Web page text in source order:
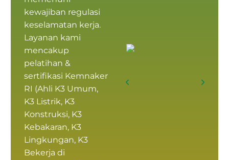
kewajiban regulasi
keselamatan kerja.
Layanan kami
mencakup
pelatihan &
sertifikasi Kemnaker
RI (Ahli K3 Umum,
K3 Listrik, K3
Konstruksi, K3
Kebakaran, K3
Lingkungan, K3
Bekerja di